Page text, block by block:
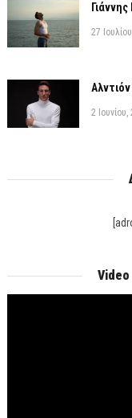
27
2 Ιουνίου,